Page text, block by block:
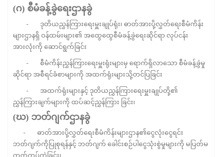
(ဂ) စီမံခန့်ခွဲရေးဌာနခွဲ
- ဒုတိယညွှန်ကြားရေးမှူးချုပ်ရုံး၊ ဓာတ်အားပို့လွှတ်ရေးစီမံကိန်း
များဌာနရှိ ဝန်ထမ်းများ၏ အထွေထွေစီမံခန့်ခွဲရေးဆိုင်ရာ လုပ်ငန်း
အားလုံးကို ဆောင်ရွက်ခြင်း
- စီမံကိန်းညွှန်ကြားရေးမှူးရုံးများမှ ရောက်ရှိလာသော စီမံခန့်ခွဲမှု
ဆိုင်ရာ အစီရင်ခံစာများကို အထက်ရုံးများသို့တင်ပြခြင်း
- အထက်ရုံးများနှင့် ဒုတိယညွှန်ကြားရေးမှူးချုပ်တို့၏
ညွှန်ကြားချက်များကို ထပ်ဆင့်ညွှန်ကြား ခြင်း၊
(ဃ) ဘတ်ဂျက်ဌာနခွဲ
- ဓာတ်အားပို့လွှတ်ရေးစီမံကိန်းများဌာန၏ငွေလုံးငွေရင်း
ဘတ်ဂျက်ကိုပြုစုရန်နှင့် ဘတ်ဂျက် ခေါင်းစဉ်ပါငွေသုံးစွဲမှုများကို မပြတ်မ
ကွက်ကွပ်ကဲခြင်း၊